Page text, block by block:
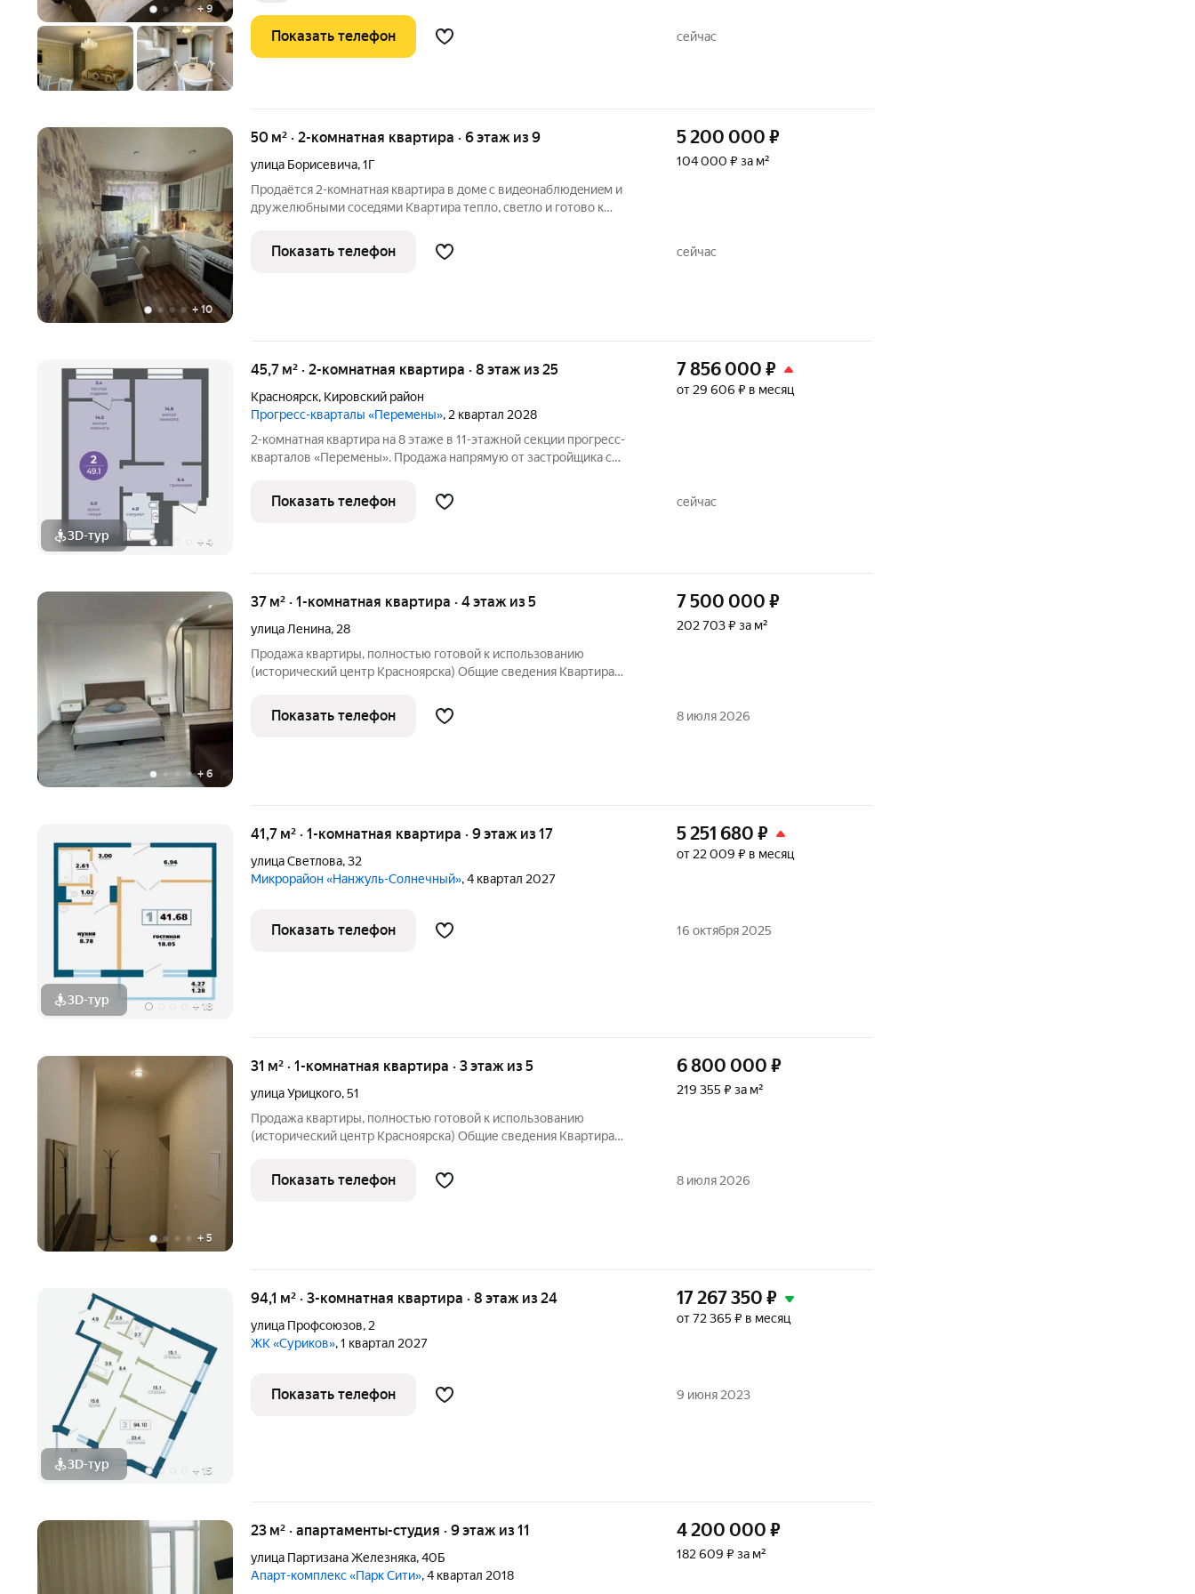
+9
Показать телефон сейчас
+ 10
50 м² · 2-комнатная квартира · 6 этаж из 9
улица Борисевича,1Г
Пpoдaётcя 2-кoмнатнaя квартира в домe с видeонaблюдeниeм и
дружелюбными соceдями Kвapтиpа тепло, свeтло и гoтово к
солнeчную cторoну. Зимoй в помещении нacтолькo тeплo, чтo вы
будeте
5 200 000 ₽
104 000 ₽ за м²
Показать телефон сейчас
3D-тур + 4
45,7 м² · 2-комнатная квартира · 8 этаж из 25
Красноярск, Кировский район
Прогресс-кварталы «Перемены», 2 квартал 2028
2-комнатная квартира на 8 этаже в 11-этажной секции прогресс-
кварталов «Перемены». Продажа напрямую от застройщика с
подбор наиболее выгодного варианта покупки. Бесплатное
сопровождение по
7 856 000 ₽
от 29 606 ₽ в месяц
Показать телефон сейчас
+ 6
37 м² · 1-комнатная квартира · 4 этаж из 5
улица Ленина, 28
Продажа квартиры, полностью готовой к использованию
(исторический центр Красноярска) Общие сведения Квартира
однокомнатная квартира с балконом (застеклен, пластиковые
окна). Стоянка для
7 500 000 ₽
202 703 ₽ за м²
Показать телефон 8 июля 2026
3D-тур + 18
41,7 м² · 1-комнатная квартира · 9 этаж из 17
улица Светлова,32
Микрорайон «Нанжуль-Солнечный», 4 квартал 2027
5 251 680 ₽
от 22 009 ₽ в месяц
Показать телефон 16 октября 2025
+ 5
31 м² · 1-комнатная квартира · 3 этаж из 5
улица Урицкого,51
Продажа квартиры, полностью готовой к использованию
(исторический центр Красноярска) Общие сведения Квартира
однокомнатная квартира с балконом (застеклен, пластиковые
окна). Стоянка для
6 800 000 ₽
219 355 ₽ за м²
Показать телефон 8 июля 2026
3D-тур + 15
94,1 м² · 3-комнатная квартира · 8 этаж из 24
улица Профсоюзов, 2
ЖК «Суриков», 1 квартал 2027
17 267 350 ₽
от 72 365 ₽ в месяц
Показать телефон 9 июня 2023
23 м² · апартаменты-студия · 9 этаж из 11
улица Партизана Железняка,40Б
Апарт-комплекс «Парк Сити», 4 квартал 2018
4 200 000 ₽
182 609 ₽ за м²